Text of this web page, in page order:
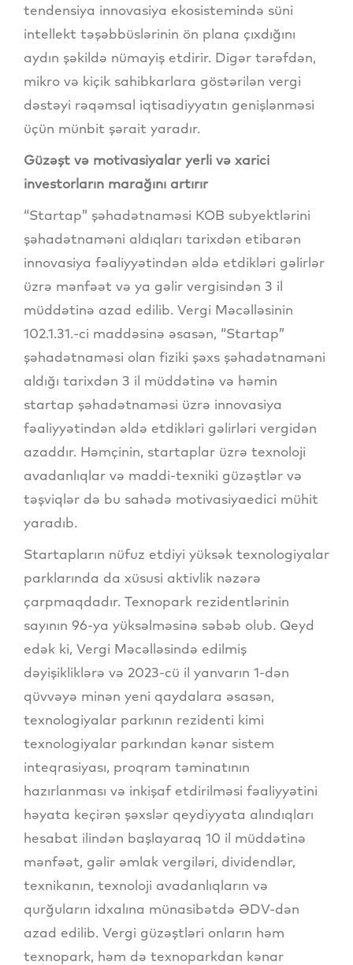
tendensiya innovasiya ekosistemində süni
intellekt təşəbbüslərinin ön plana çıxdığını
aydın şəkildə nümayiş etdirir. Digər tərəfdən,
mikro və kiçik sahibkarlara göstərilən vergi
dəstəyi rəqəmsal iqtisadiyyatın genişlənməsi
üçün münbit şərait yaradır.
Güzəşt və motivasiyalar yerli və xarici
investorların marağını artırır
“Startap” şəhadətnaməsi KOB subyektlərini
şəhadətnaməni aldıqları tarixdən etibarən
innovasiya fəaliyyətindən əldə etdikləri gəlirlər
üzrə mənfəət və ya gəlir vergisindən 3 il
müddətinə azad edilib. Vergi Məcəlləsinin
102.1.31.-ci maddəsinə əsasən, “Startap”
şəhadətnaməsi olan fiziki şəxs şəhadətnaməni
aldığı tarixdən 3 il müddətinə və həmin
startap şəhadətnaməsi üzrə innovasiya
fəaliyyətindən əldə etdikləri gəlirləri vergidən
azaddır. Həmçinin, startaplar üzrə texnoloji
avadanlıqlar və maddi-texniki güzəştlər və
təşviqlər də bu sahədə motivasiyaedici mühit
yaradıb.
Startapların nüfuz etdiyi yüksək texnologiyalar
parklarında da xüsusi aktivlik nəzərə
çarpmaqdadır. Texnopark rezidentlərinin
sayının 96-ya yüksəlməsinə səbəb olub. Qeyd
edək ki, Vergi Məcəlləsində edilmiş
dəyişikliklərə və 2023-cü il yanvarın 1-dən
qüvvəyə minən yeni qaydalara əsasən,
texnologiyalar parkının rezidenti kimi
texnologiyalar parkından kənar sistem
inteqrasiyası, proqram təminatının
hazırlanması və inkişaf etdirilməsi fəaliyyətini
həyata keçirən şəxslər qeydiyyata alındıqları
hesabat ilindən başlayaraq 10 il müddətinə
mənfəət, gəlir əmlak vergiləri, dividendlər,
texnikanın, texnoloji avadanlıqların və
qurğuların idxalına münasibətdə ƏDV-dən
azad edilib. Vergi güzəştləri onların həm
texnopark, həm də texnoparkdan kənar